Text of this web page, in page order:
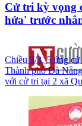
Cử tri kỳ vọng
hứa' trước
Chiều 3/3, 5 ứng
Thành phố Đà
với cử tri tại 2 xã